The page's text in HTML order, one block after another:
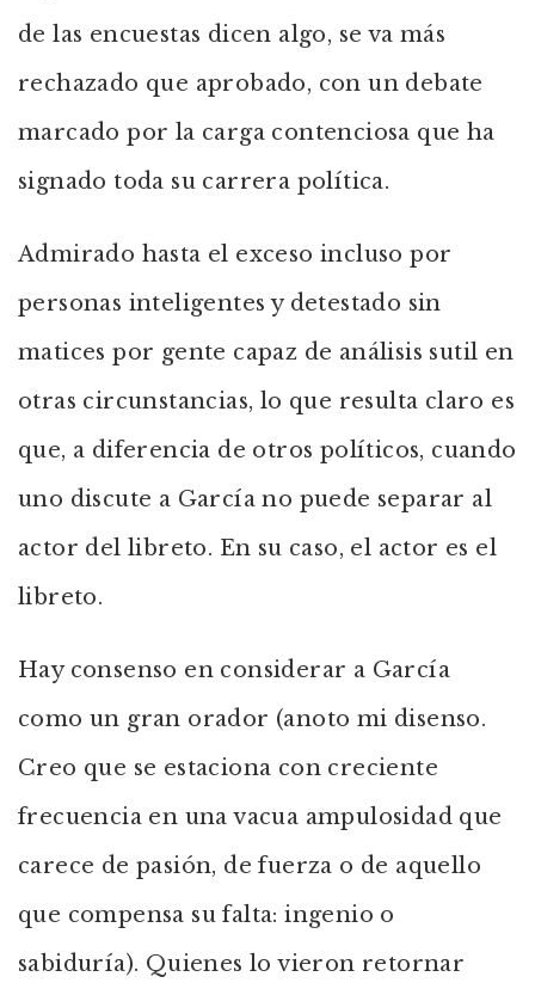
de las encuestas dicen algo, se va más
rechazado que aprobado, con un debate
marcado por la carga contenciosa que ha
signado toda su carrera política.
Admirado hasta el exceso incluso por
personas inteligentes y detestado sin
matices por gente capaz de análisis sutil en
otras circunstancias, lo que resulta claro es
que, a diferencia de otros políticos, cuando
uno discute a García no puede separar al
actor del libreto. En su caso, el actor es el
libreto.
Hay consenso en considerar a García
como un gran orador (anoto mi disenso.
Creo que se estaciona con creciente
frecuencia en una vacua ampulosidad que
carece de pasión, de fuerza o de aquello
que compensa su falta: ingenio o
sabiduría). Quienes lo vieron retornar